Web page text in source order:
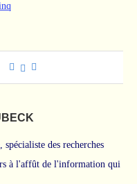
des recherches
à l'affût de l'information qui